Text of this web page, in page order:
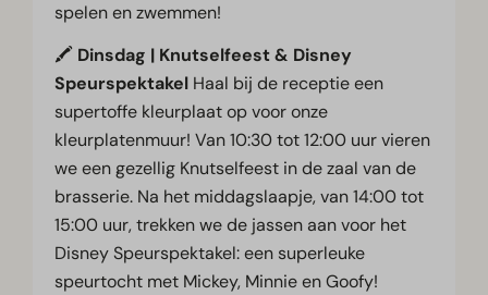
spelen en zwemmen!
🖍️ Dinsdag | Knutselfeest & Disney
Speurspektakel Haal bij de receptie een
supertoffe kleurplaat op voor onze
kleurplatenmuur! Van 10:30 tot 12:00 uur vieren
we een gezellig Knutselfeest in de zaal van de
brasserie. Na het middagslaapje, van 14:00 tot
15:00 uur, trekken we de jassen aan voor het
Disney Speurspektakel: een superleuke
speurtocht met Mickey, Minnie en Goofy!